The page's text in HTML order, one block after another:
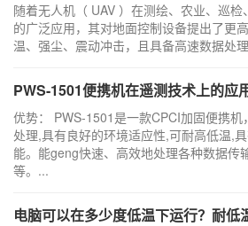
随着无人机（ UAV ）在测绘、农业、巡
的广泛应用，其对地面控制设备提出了更
温、强尘、震动冲击，且具备高速数据处
PWS-1501便携机在遥测技术上的应
优势： PWS-1501是一款CPCI加固便携
处理,具有良好的环境适应性,可耐高低温,
能。能geng快速、高效地处理各种数据传
等。...
电脑可以在多少度低温下运行？耐低